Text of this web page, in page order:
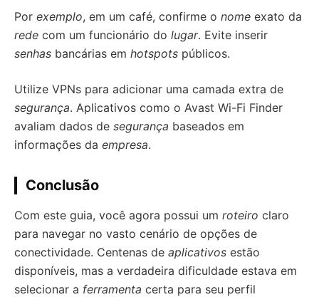
Por exemplo, em um café, confirme o nome exato da
rede com um funcionário do lugar. Evite inserir
senhas bancárias em hotspots públicos.
Utilize VPNs para adicionar uma camada extra de
segurança. Aplicativos como o Avast Wi-Fi Finder
avaliam dados de segurança baseados em
informações da empresa.
Conclusão
Com este guia, você agora possui um roteiro claro
para navegar no vasto cenário de opções de
conectividade. Centenas de aplicativos estão
disponíveis, mas a verdadeira dificuldade estava em
selecionar a ferramenta certa para seu perfil